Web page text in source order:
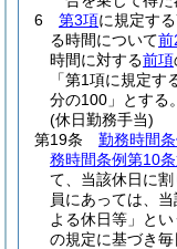
6
第3項に規定す
る時間について前
時間に対する前項
「第1項に規定
分の100」とする。
(休日勤務手当)
第19条
勤務時間
務時間条例第10
て、当該休日に
員にあっては、
よる休日等」とい
の規定に基づき